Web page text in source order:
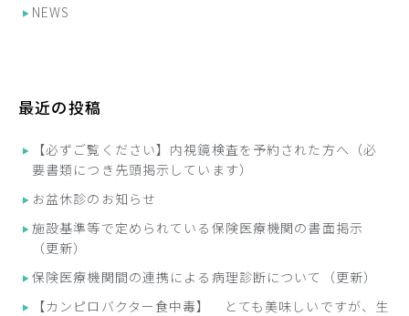
NEWS
最近の投稿
【必ずご覧ください】内視鏡検査を予約された方へ（必
要書類につき先頭掲示しています）
お盆休診のお知らせ
施設基準等で定められている保険医療機関の書面掲示
（更新）
保険医療機関間の連携による病理診断について（更新）
【カンピロバクター食中毒】 とても美味しいですが、生